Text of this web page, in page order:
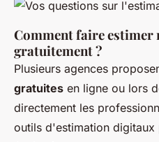
Comment faire estimer
gratuitement ?
Plusieurs agences
gratuites en ligne ou lors
directement les
outils d'estimation